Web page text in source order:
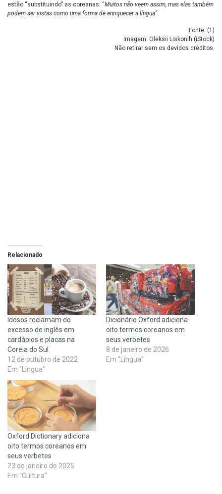
estão “substituindo” as coreanas: “Muitos não veem assim, mas elas também
podem ser vistas como uma forma de enriquecer a língua“.
Fonte: (1 )
Imagem: Oleksii Liskonih (iStock)
Não retirar sem os devidos créditos.
Relacionado
Idosos reclamam do
excesso de inglês em
cardápios e placas na
Coreia do Sul
12 de outubro de 2022
Em "Língua"
Dicionário Oxford adiciona
oito termos coreanos em
seus verbetes
8 de janeiro de 2026
Em "Língua"
Oxford Dictionary adiciona
oito termos coreanos em
seus verbetes
23 de janeiro de 2025
Em "Cultura"